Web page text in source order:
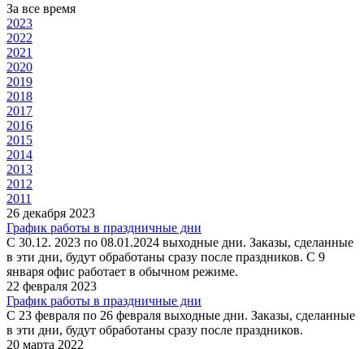
За все время
2023
2022
2021
2020
2019
2018
2017
2016
2015
2014
2013
2012
2011
26 декабря 2023
График работы в праздничные дни
С 30.12. 2023 по 08.01.2024 выходные дни. Заказы, сделанные
в эти дни, будут обработаны сразу после праздников. С 9
января офис работает в обычном режиме.
22 февраля 2023
График работы в праздничные дни
С 23 февраля по 26 февраля выходные дни. Заказы, сделанные
в эти дни, будут обработаны сразу после праздников.
20 марта 2022